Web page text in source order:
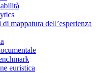
mappatura dell’esperienza
euristica